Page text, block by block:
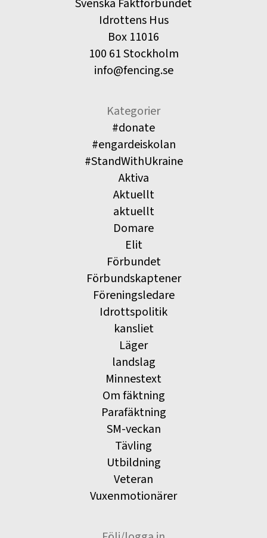
Svenska Fäktförbundet
Idrottens Hus
Box 11016
100 61 Stockholm
info@fencing.se
Kategorier
#donate
#engardeiskolan
#StandWithUkraine
Aktiva
Aktuellt
aktuellt
Domare
Elit
Förbundet
Förbundskaptener
Föreningsledare
Idrottspolitik
kansliet
Läger
landslag
Minnestext
Om fäktning
Parafäktning
SM-veckan
Tävling
Utbildning
Veteran
Vuxenmotionärer